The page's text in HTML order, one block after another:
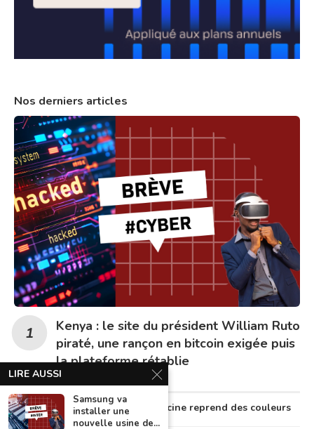
Nos derniers articles
Kenya : le site du président William Ruto
piraté, une rançon en bitcoin exigée puis
la plateforme rétablie
Au Nigeria, la télémédecine reprend des couleurs
LIRE AUSSI
Samsung va
installer une
nouvelle usine de...